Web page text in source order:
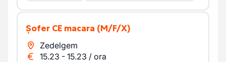
Șofer CE macara (M/F/X)
Zedelgem
15.23 - 15.23 / ora